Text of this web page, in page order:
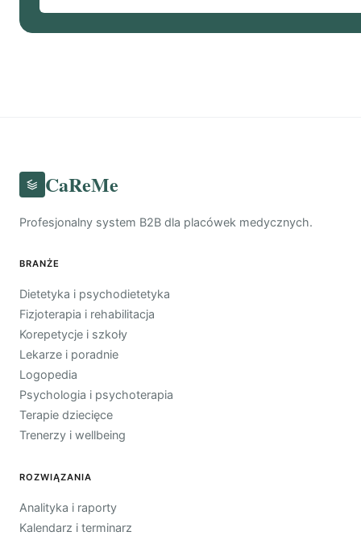
CaReMe
Profesjonalny system B2B dla placówek medycznych.
BRANŻE
Dietetyka i psychodietetyka
Fizjoterapia i rehabilitacja
Korepetycje i szkoły
Lekarze i poradnie
Logopedia
Psychologia i psychoterapia
Terapie dziecięce
Trenerzy i wellbeing
ROZWIĄZANIA
Analityka i raporty
Kalendarz i terminarz